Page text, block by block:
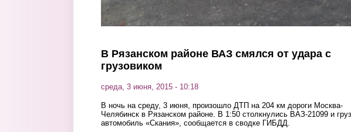
В Рязанском районе ВАЗ смялся от удара с
грузовиком
среда, 3 июня, 2015 - 10:18
В ночь на среду, 3 июня, произошло ДТП на 204 км дороги Москва-
Челябинск в Рязанском районе. В 1:50 столкнулись ВАЗ-21099 и
автомобиль «Скания», сообщается в сводке ГИБДД.